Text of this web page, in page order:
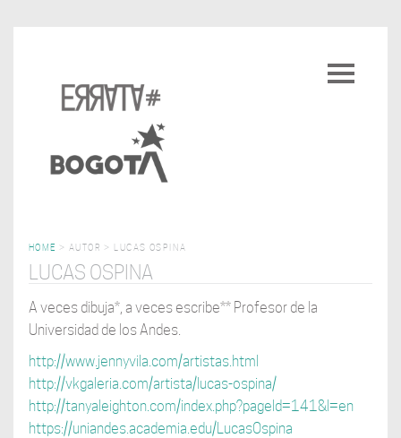
Toggle
HOME > AUTOR > LUCAS OSPINA
LUCAS OSPINA
A veces dibuja*, a veces escribe** Profesor de la
Universidad de los Andes.
http://www.jennyvila.com/artistas.html
http://vkgaleria.com/artista/lucas-ospina/
http://tanyaleighton.com/index.php?pageId=141&l=en
https://uniandes.academia.edu/LucasOspina